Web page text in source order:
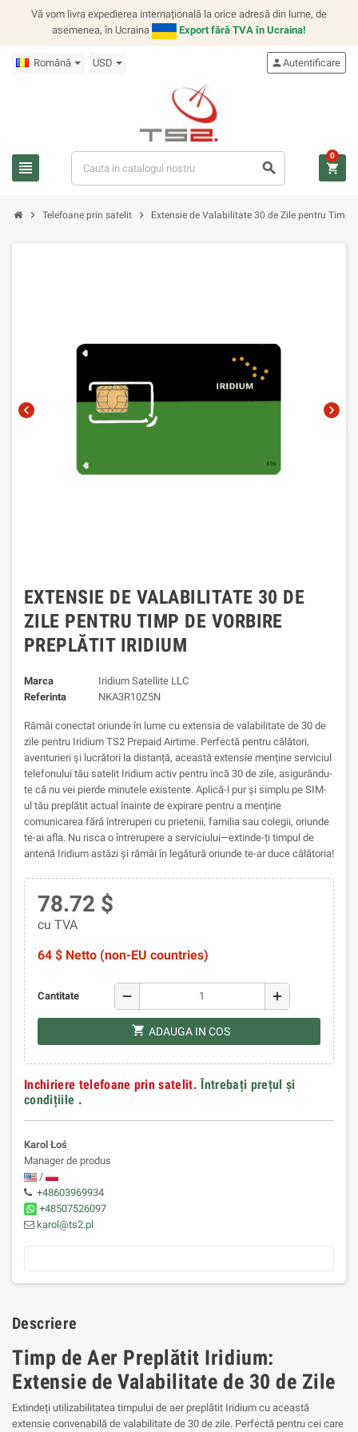
Vă vom livra expedierea internațională la orice adresă din lume, de
asemenea, în Ucraina
Export fără TVA în Ucraina!
Română USD
view_headline search
personAutentificare
shopping_cart
0
chevron_right Telefoane prin satelit chevron_right Extensie de Valabilitate 30 de Zile pentru Timp
chevron_left chevron_right
EXTENSIE DE VALABILITATE 30 DE
ZILE PENTRU TIMP DE VORBIRE
PREPLĂTIT IRIDIUM
Marca
Iridium Satellite LLC
Referinta
NKA3R10Z5N
Rămâi conectat oriunde în lume cu extensia de valabilitate de 30 de
zile pentru Iridium TS2 Prepaid Airtime. Perfectă pentru călători,
aventurieri și lucrători la distanță, această extensie menține serviciul
telefonului tău satelit Iridium activ pentru încă 30 de zile, asigurându-
te că nu vei pierde minutele existente. Aplică-l pur și simplu pe SIM-
ul tău preplătit actual înainte de expirare pentru a menține
comunicarea fără întreruperi cu prietenii, familia sau colegii, oriunde
te-ai afla. Nu risca o întrerupere a serviciului—extinde-ți timpul de
antenă Iridium astăzi și rămâi în legătură oriunde te-ar duce călătoria!
78.72 $
cu TVA
64 $ Netto (non-EU countries)
Cantitate remove add
shopping_cart ADAUGA IN COS
Inchiriere telefoane prin satelit. Întrebați prețul și
condițiile .
Karol Łoś
Manager de produs
/
+48603969934
+48507526097
karol@ts2.pl
Descriere
Timp de Aer Preplătit Iridium:
Extensie de Valabilitate de 30 de Zile
Extindeți utilizabilitatea timpului de aer preplătit Iridium cu această
extensie convenabilă de valabilitate de 30 de zile. Perfectă pentru cei care